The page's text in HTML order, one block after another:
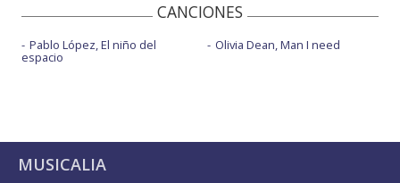
CANCIONES
Pablo López, El niño del
espacio
Olivia Dean, Man I need
MUSICALIA